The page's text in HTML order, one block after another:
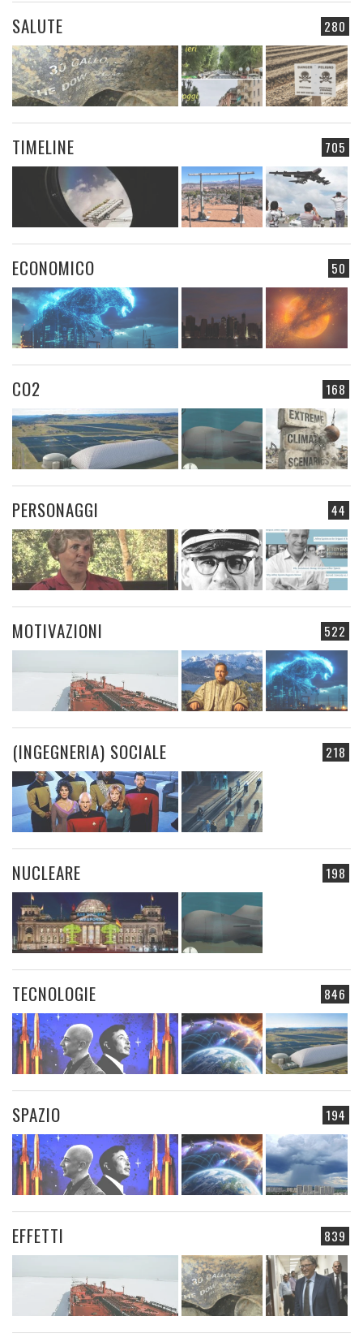
280
SALUTE
705
TIMELINE
50
ECONOMICO
168
CO2
44
PERSONAGGI
522
MOTIVAZIONI
218
(INGEGNERIA) SOCIALE
198
NUCLEARE
846
TECNOLOGIE
194
SPAZIO
839
EFFETTI